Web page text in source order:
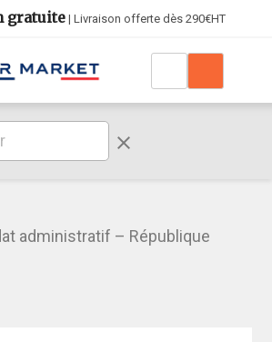
gratuite| Livraison offerte dès 290€HT
clear
administratif – République